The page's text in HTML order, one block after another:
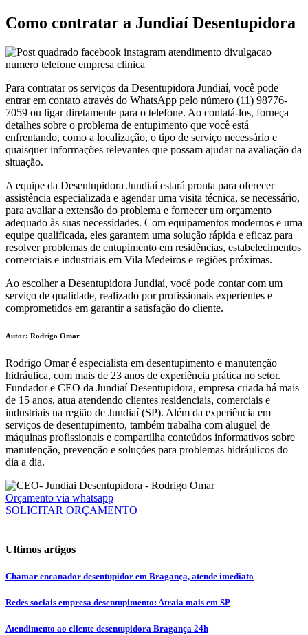
Como contratar a Jundiaí Desentupidora
Para contratar os serviços da Desentupidora Jundiaí, você pode
entrar em contato através do WhatsApp pelo número (11) 98776-
7059 ou ligar diretamente para o telefone. Ao contatá-los, forneça
detalhes sobre o problema de entupimento que você está
enfrentando, como a localização, o tipo de serviço necessário e
quaisquer informações relevantes que possam ajudar na avaliação da
situação.
A equipe da Desentupidora Jundiaí estará pronta para oferecer
assistência especializada e agendar uma visita técnica, se necessário,
para avaliar a extensão do problema e fornecer um orçamento
adequado às suas necessidades. Com equipamentos modernos e uma
equipe qualificada, eles garantem uma solução rápida e eficaz para
resolver problemas de entupimento em residências, estabelecimentos
comerciais e industriais em Vila Medeiros e regiões próximas.
Ao escolher a Desentupidora Jundiaí, você pode contar com um
serviço de qualidade, realizado por profissionais experientes e
comprometidos em garantir a satisfação do cliente.
Autor: Rodrigo Omar
Rodrigo Omar é especialista em desentupimento e manutenção
hidráulica, com mais de 23 anos de experiência prática no setor.
Fundador e CEO da Jundiaí Desentupidora, empresa criada há mais
de 15 anos, atua atendendo clientes residenciais, comerciais e
industriais na região de Jundiaí (SP). Além da experiência em
serviços de desentupimento, também trabalha com aluguel de
máquinas profissionais e compartilha conteúdos informativos sobre
manutenção, prevenção e soluções para problemas hidráulicos do
dia a dia.
Orçamento via whatsapp
SOLICITAR ORÇAMENTO
Ultimos artigos
Chamar encanador desentupidor em Bragança, atende imediato
Redes sociais empresa desentupimento: Atraia mais em SP
Atendimento ao cliente desentupidora Bragança 24h